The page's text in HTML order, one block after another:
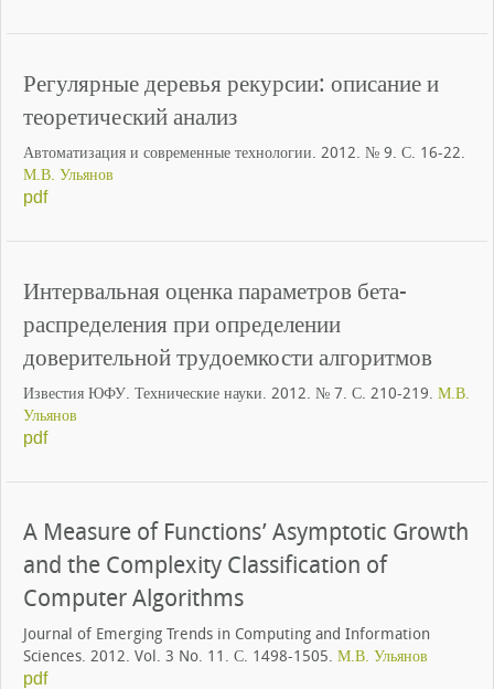
Регулярные деревья рекурсии: описание и
теоретический анализ
Автоматизация и современные технологии. 2012. № 9. С. 16-22.
М.В. Ульянов
pdf
Интервальная оценка параметров бета-
распределения при определении
доверительной трудоемкости алгоритмов
Известия ЮФУ. Технические науки. 2012. № 7. С. 210-219. М.В.
Ульянов
pdf
A Measure of Functions’ Asymptotic Growth
and the Complexity Classification of
Computer Algorithms
Journal of Emerging Trends in Computing and Information
Sciences. 2012. Vol. 3 No. 11. С. 1498-1505. М.В. Ульянов
pdf